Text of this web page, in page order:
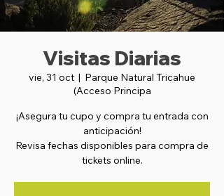
Visitas Diarias
vie, 31 oct
  |
Parque Natural Tricahue
(Acceso Principa
¡Asegura tu cupo y compra tu entrada con
anticipación!
Revisa fechas disponibles para compra de
tickets online.